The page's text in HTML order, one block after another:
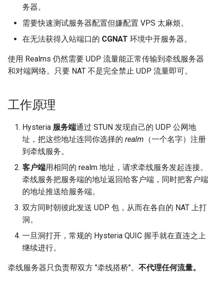
NAT 兼容性
STUN 服务器
其他协议
务器。
需要快速测试服务器配置但嫌配置 VPS 太麻烦。
在无法获得入站端口的 CGNAT 环境中开服务器。
使用 Realms 仍然需要 UDP 流量能正常传输到牵线服务器
和对端网络。只要 NAT 不是完全禁止 UDP 流量即可。
工作原理
Hysteria 服务端通过 STUN 发现自己的 UDP 公网地
址，把这些地址连同你选择的 realm （一个名字）注册
到牵线服务。
客户端用相同的 realm 地址，请求牵线服务发起连接。
牵线服务把服务端的地址返回给客户端，同时把客户端
的地址推送给服务端。
双方同时朝彼此发送 UDP 包，从而在各自的 NAT 上打
洞。
一旦洞打开，常规的 Hysteria QUIC 握手就在直连之上
继续进行。
牵线服务器只负责帮双方 "牵线搭桥"。 不代理任何流量。